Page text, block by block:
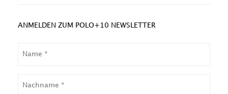
ANMELDEN ZUM POLO+10 NEWSLETTER